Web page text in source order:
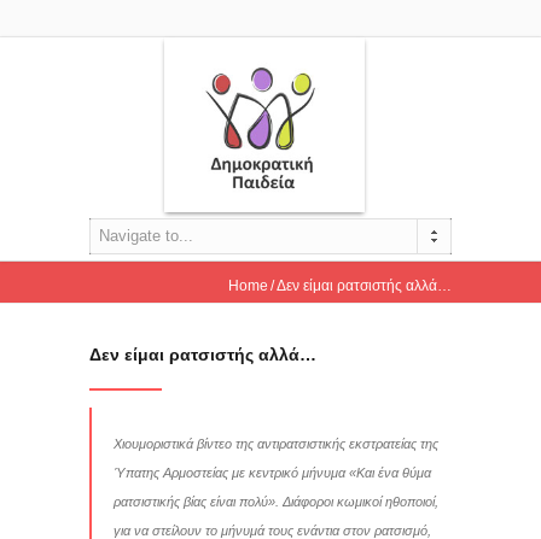
Navigate to...
Home Δεν είμαι ρατσιστής αλλά…
Δεν είμαι ρατσιστής αλλά…
Χιουμοριστικά βίντεο της αντιρατσιστικής εκστρατείας της
Ύπατης Αρμοστείας με κεντρικό μήνυμα «Και ένα θύμα
ρατσιστικής βίας είναι πολύ». Διάφοροι κωμικοί ηθοποιοί,
για να στείλουν το μήνυμά τους ενάντια στον ρατσισμό,